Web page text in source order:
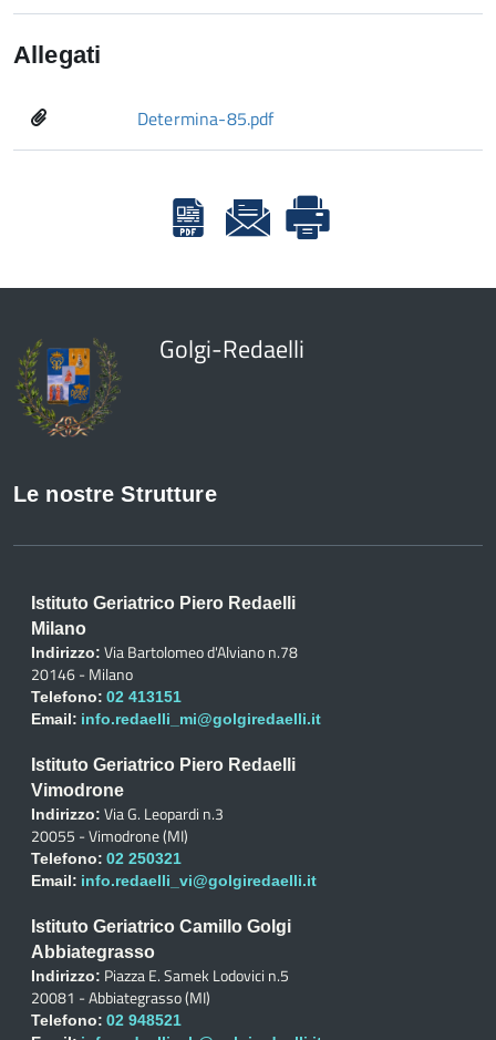
Allegati
Determina-85.pdf
Golgi-Redaelli
Le nostre Strutture
Istituto Geriatrico Piero Redaelli
Milano
Indirizzo: Via Bartolomeo d'Alviano n.78
20146 - Milano
Telefono: 02 413151
Email: info.redaelli_mi@golgiredaelli.it
Istituto Geriatrico Piero Redaelli
Vimodrone
Indirizzo: Via G. Leopardi n.3
20055 - Vimodrone (MI)
Telefono: 02 250321
Email: info.redaelli_vi@golgiredaelli.it
Istituto Geriatrico Camillo Golgi
Abbiategrasso
Indirizzo: Piazza E. Samek Lodovici n.5
20081 - Abbiategrasso (MI)
Telefono: 02 948521